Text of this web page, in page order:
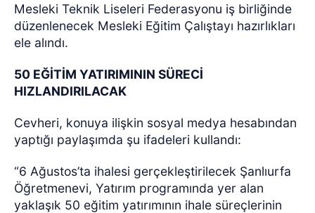
Mesleki Teknik Liseleri Federasyonu iş birliğinde
düzenlenecek Mesleki Eğitim Çalıştayı hazırlıkları
ele alındı.
50 EĞİTİM YATIRIMININ SÜRECİ
HIZLANDIRILACAK
Cevheri, konuya ilişkin sosyal medya hesabından
yaptığı paylaşımda şu ifadeleri kullandı:
“6 Ağustos’ta ihalesi gerçekleştirilecek Şanlıurfa
Öğretmenevi, Yatırım programında yer alan
yaklaşık 50 eğitim yatırımının ihale süreçlerinin